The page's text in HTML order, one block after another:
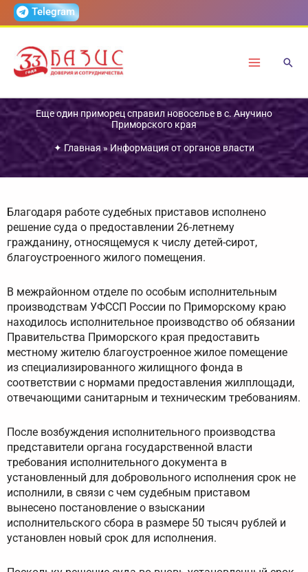
ПерейтиTelegram
Еще один приморец справил новоселье в с. Анучино
Приморского края
✦ Главная» Информация от органов власти
Благодаря работе судебных приставов исполнено
решение суда о предоставлении 26-летнему
гражданину, относящемуся к числу детей-сирот,
благоустроенного жилого помещения.
В межрайонном отделе по особым исполнительным
производствам УФССП России по Приморскому краю
находилось исполнительное производство об обязании
Правительства Приморского края предоставить
местному жителю благоустроенное жилое помещение
из специализированного жилищного фонда в
соответствии с нормами предоставления жилплощади,
отвечающими санитарным и техническим требованиям.
После возбуждения исполнительного производства
представители органа государственной власти
требования исполнительного документа в
установленный для добровольного исполнения срок не
исполнили, в связи с чем судебным приставом
вынесено постановление о взыскании
исполнительского сбора в размере 50 тысяч рублей и
установлен новый срок для исполнения.